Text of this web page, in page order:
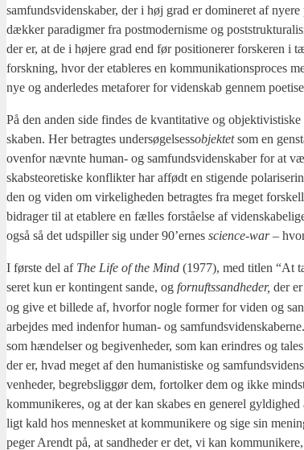
sam­funds­vi­den­ska­ber, der i høj grad er domi­ne­ret af
dæk­ker para­dig­mer fra post­mo­der­nis­me og
der er, at de i høje­re grad end før posi­tio­ne­rer for­ske­ren i
forsk­ning, hvor der etab­le­res en kom­mu­ni­ka­tions­pro­ces
nye og ander­le­des meta­fo­rer for viden­skab gen­nem
På den anden side fin­des de kvan­ti­ta­ti­ve og
ska­ben. Her betrag­tes under­sø­gel­sessobjek­tetsom en
oven­for nævn­te human- og sam­funds­vi­den­ska­ber for at
sk­ab­ste­o­re­ti­ske kon­flik­ter har affødt en sti­gen­de
den og viden om vir­ke­lig­he­den betrag­tes fra meget
bidra­ger til at etab­le­re en fæl­les for­stå­el­se af
også så det udspil­ler sig under 90’ernes sci­en­ce-war–
I før­ste del af The Life of the Mind (1977), med tit­len “At
se­ret kun er kon­tin­gent san­de, og for­nufts­sand­he­der, der
og give et bil­le­de af, hvor­for nog­le for­mer for viden og
arbej­des med inden­for human- og sam­funds­vi­den­ska­ber­ne.
som hæn­del­ser og begi­ven­he­der, som kan erin­dres og
der er, hvad meget af den huma­ni­sti­ske og
ven­he­der, begrebs­lig­gør dem, for­tol­ker dem og ikke
kom­mu­ni­ke­res, og at der kan ska­bes en gene­rel
ligt kald hos men­ne­sket at kom­mu­ni­ke­re og sige sin
peger Arendt på, at sand­he­der er det, vi kan